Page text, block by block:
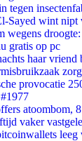
tegen
Sayed wint
wegens
gratis op pc
haar vriend
provocatie
atoombom,
vaker